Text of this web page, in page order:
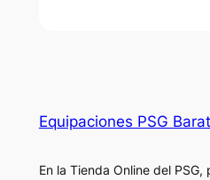
Equipaciones PSG
En la Tienda Online del